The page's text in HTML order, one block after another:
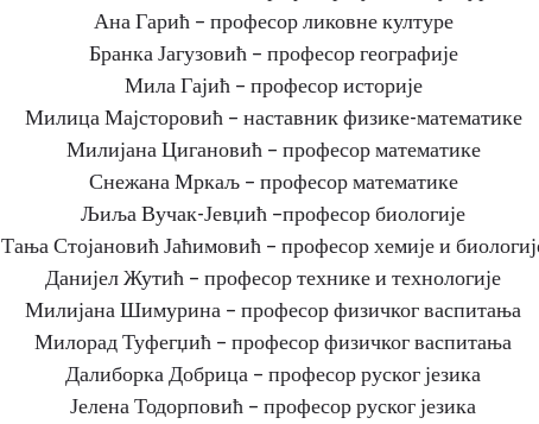
Ана Гарић – професор ликовне културе
Бранка Јагузовић – професор географије
Мила Гајић – професор историје
Милица Мајсторовић – наставник физике-математике
Милијана Цигановић – професор математике
Снежана Мркаљ – професор математике
Љиља Вучак-Јевџић –професор биологије
Тања Стојановић Јаћимовић – професор хемије и
Данијел Жутић – професор технике и технологије
Милијана Шимурина – професор физичког васпитања
Милорад Туфегџић – професор физичког васпитања
Далиборка Добрица – професор руског језика
Јелена Тодорповић – професор руског језика